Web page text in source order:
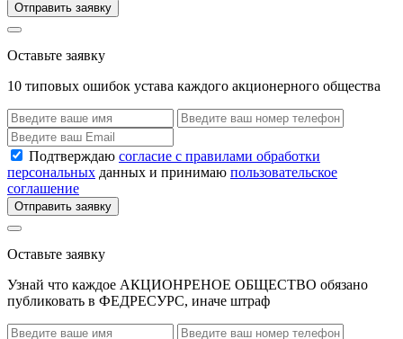
Отправить заявку
Оставьте заявку
10 типовых ошибок устава каждого акционерного общества
Подтверждаю согласие с правилами обработки
персональных данных и принимаю пользовательское
соглашение
Отправить заявку
Оставьте заявку
Узнай что каждое АКЦИОНРЕНОЕ ОБЩЕСТВО обязано
публиковать в ФЕДРЕСУРС, иначе штраф